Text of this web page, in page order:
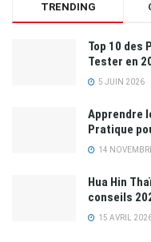
TRENDING
Top 10 des
Tester en
5 JUIN 2026
Apprendre
Pratique
14
Hua Hin
conseils
15 AVRIL